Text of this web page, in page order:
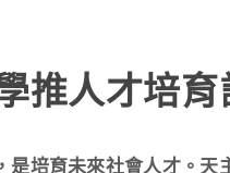
推人才培育
培育未來社會人才。天